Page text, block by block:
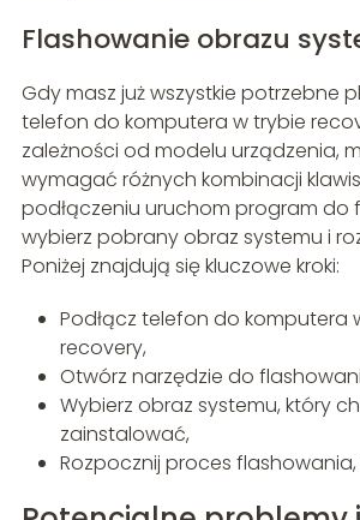
Flashowanie obrazu
Gdy masz już wszystkie potrzebne
telefon do komputera w trybie
zależności od modelu urządzenia,
wymagać różnych kombinacji
podłączeniu uruchom program do
wybierz pobrany obraz systemu i
Poniżej znajdują się kluczowe kroki:
Podłącz telefon do komputera
recovery,
Otwórz narzędzie do
Wybierz obraz systemu, który
zainstalować,
Rozpocznij proces flashowania,